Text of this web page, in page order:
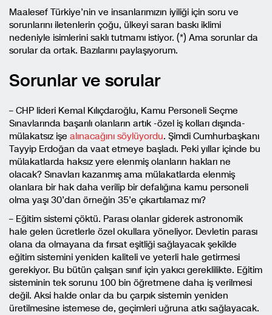
Maalesef Türkiye’nin ve insanlarımızın iyiliği için soru ve
sorunlarını iletenlerin çoğu, ülkeyi saran baskı iklimi
nedeniyle isimlerini saklı tutmamı istiyor. (*) Ama sorunlar da
sorular da ortak. Bazılarını paylaşıyorum.
Sorunlar ve sorular
– CHP lideri Kemal Kılıçdaroğlu, Kamu Personeli Seçme
Sınavlarında başarılı olanların artık -özel iş kolları dışında-
mülakatsız işe alınacağını söylüyordu. Şimdi Cumhurbaşkanı
Tayyip Erdoğan da vaat etmeye başladı. Peki yıllar içinde bu
mülakatlarda haksız yere elenmiş olanların hakları ne
olacak? Sınavları kazanmış ama mülakatlarda elenmiş
olanlara bir hak daha verilip bir defalığına kamu personeli
olma yaşı 30’dan örneğin 35’e çıkartılamaz mı?
– Eğitim sistemi çöktü. Parası olanlar giderek astronomik
hale gelen ücretlerle özel okullara yöneliyor. Devletin parası
olana da olmayana da fırsat eşitliği sağlayacak şekilde
eğitim sistemini yeniden kaliteli ve yeterli hale getirmesi
gerekiyor. Bu bütün çalışan sınıf için yakıcı gereklilikte. Eğitim
sisteminin tek sorunu 100 bin öğretmene daha iş verilmesi
değil. Aksi halde onlar da bu çarpık sistemin yeniden
üretilmesine istemese de, geçimleri uğruna atkı sağlayacak.